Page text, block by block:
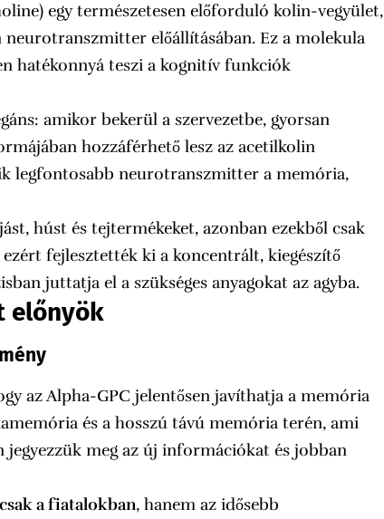
egy természetesen előforduló kolin-vegyület,
előállításában. Ez a molekula
hatékonnyá teszi a kognitív funkciók
amikor bekerül a szervezetbe, gyorsan
hozzáférhető lesz az acetilkolin
legfontosabb neurotranszmitter a memória,
húst és tejtermékeket, azonban ezekből csak
fejlesztették ki a koncentrált, kiegészítő
juttatja el a szükséges anyagokat az agyba.
előnyök
az Alpha-GPC jelentősen javíthatja a memória
és a hosszú távú memória terén, ami
meg az új információkat és jobban
a fiatalokban, hanem az idősebb